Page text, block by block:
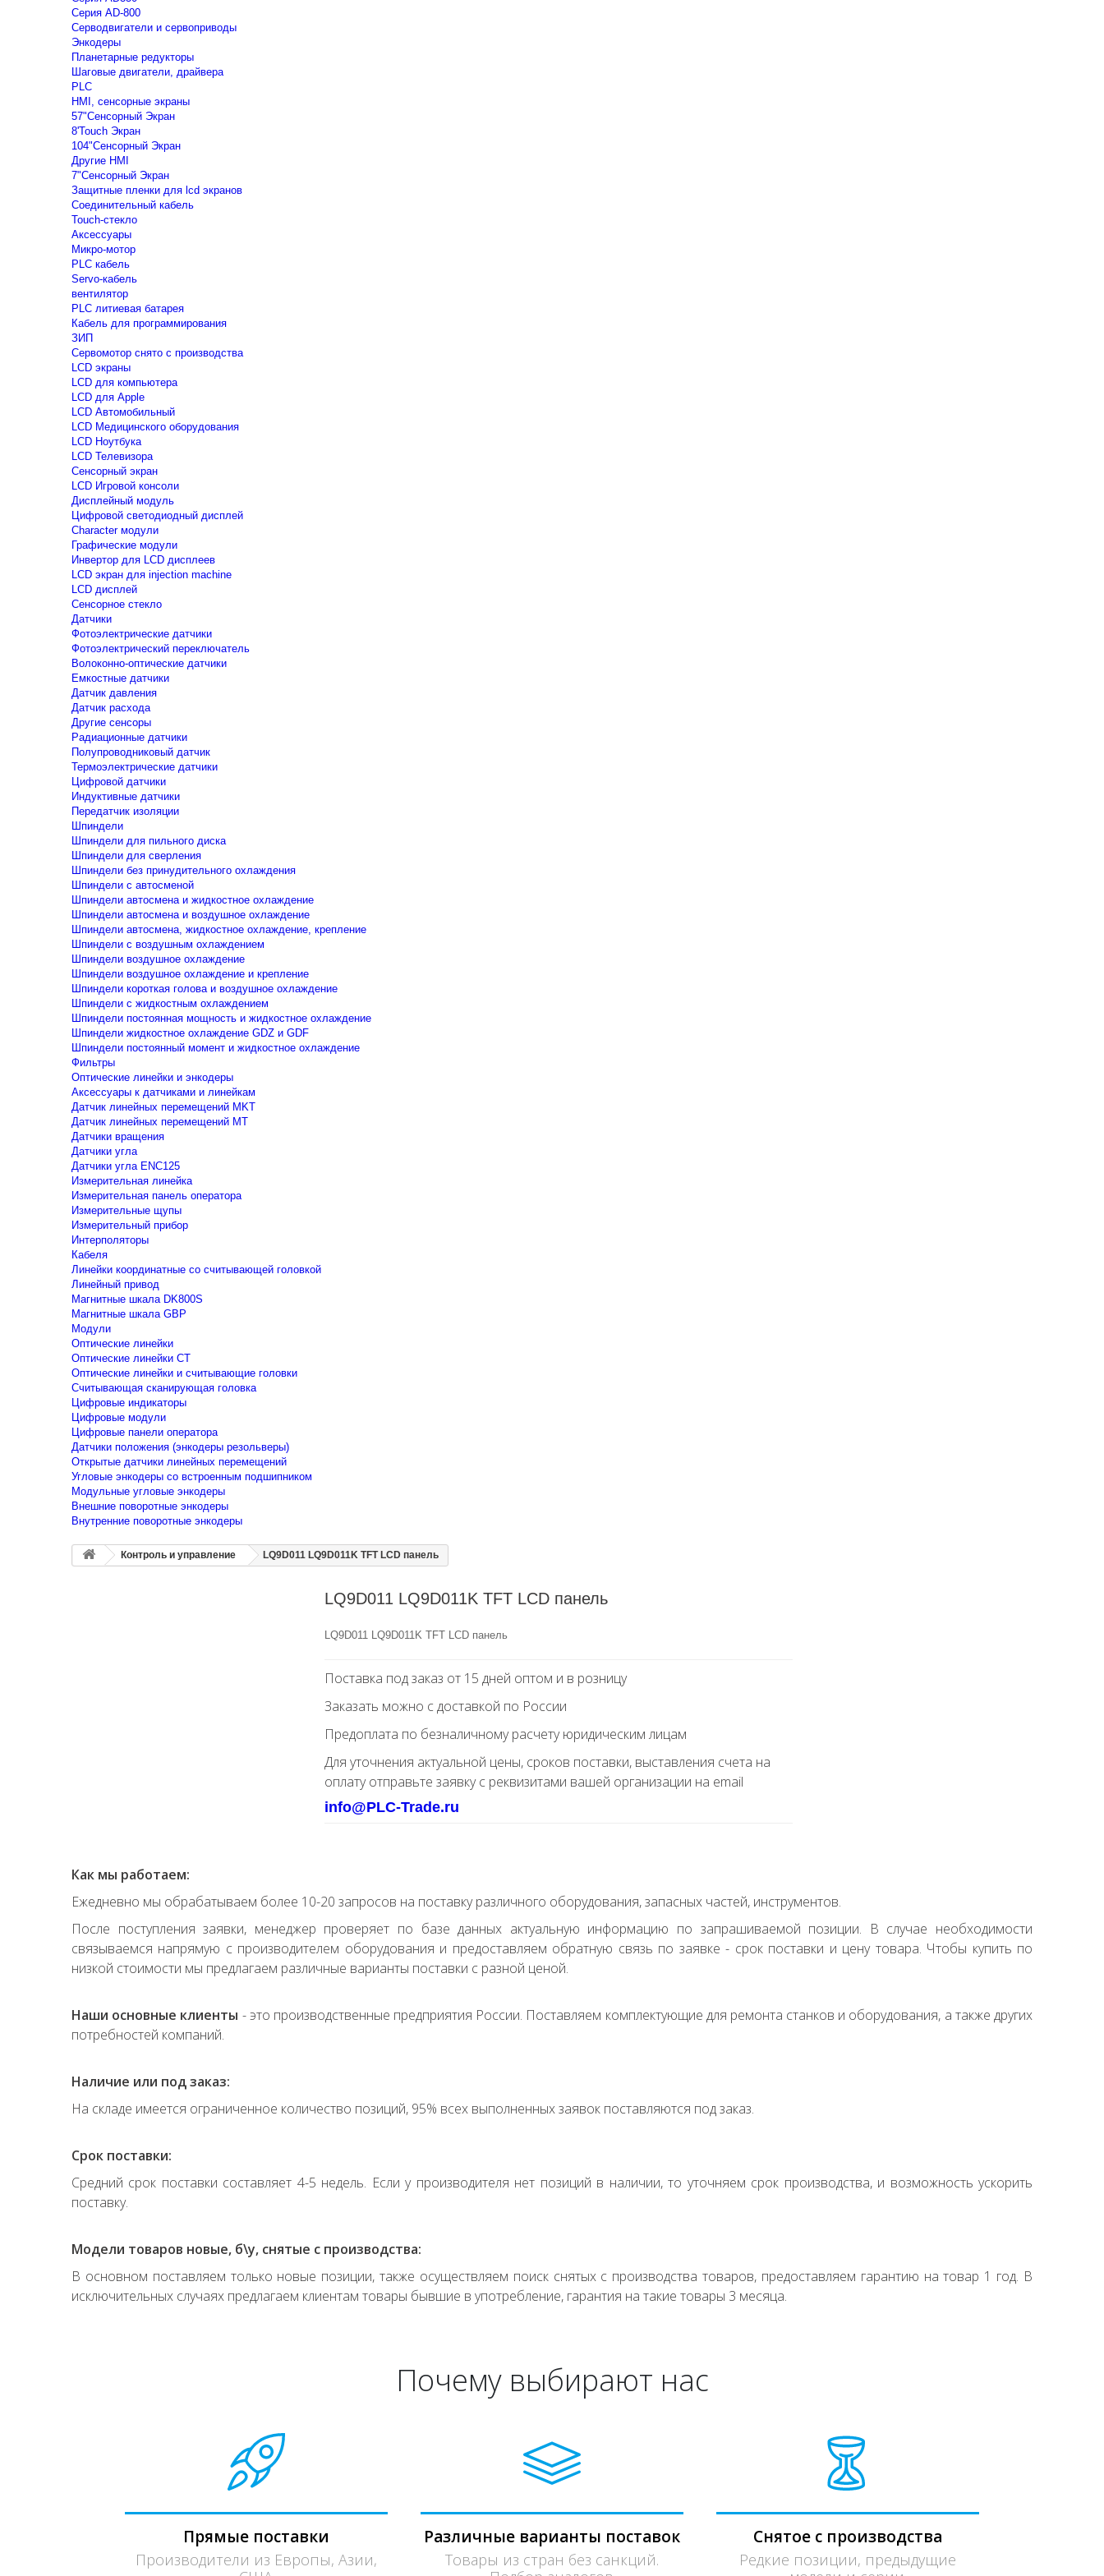
Серия AD-800
Серводвигатели и сервоприводы
Энкодеры
Планетарные редукторы
Шаговые двигатели, драйвера
PLC
HMI, сенсорные экраны
57"Сенсорный Экран
8'Touch Экран
104"Сенсорный Экран
Другие HMI
7"Сенсорный Экран
Защитные пленки для lcd экранов
Соединительный кабель
Touch-стекло
Аксессуары
Микро-мотор
PLC кабель
Servo-кабель
вентилятор
PLC литиевая батарея
Кабель для программирования
ЗИП
Сервомотор снято с производства
LCD экраны
LCD для компьютера
LCD для Apple
LCD Автомобильный
LCD Медицинского оборудования
LCD Ноутбука
LCD Телевизора
Сенсорный экран
LCD Игровой консоли
Дисплейный модуль
Цифровой светодиодный дисплей
Сharacter модули
Графические модули
Инвертор для LCD дисплеев
LCD экран для injection machine
LCD дисплей
Сенсорное стекло
Датчики
Фотоэлектрические датчики
Фотоэлектрический переключатель
Волоконно-оптические датчики
Емкостные датчики
Датчик давления
Датчик расхода
Другие сенсоры
Радиационные датчики
Полупроводниковый датчик
Термоэлектрические датчики
Цифровой датчики
Индуктивные датчики
Передатчик изоляции
Шпиндели
Шпиндели для пильного диска
Шпиндели для сверления
Шпиндели без принудительного охлаждения
Шпиндели с автосменой
Шпиндели автосмена и жидкостное охлаждение
Шпиндели автосмена и воздушное охлаждение
Шпиндели автосмена, жидкостное охлаждение, крепление
Шпиндели с воздушным охлаждением
Шпиндели воздушное охлаждение
Шпиндели воздушное охлаждение и крепление
Шпиндели короткая голова и воздушное охлаждение
Шпиндели с жидкостным охлаждением
Шпиндели постоянная мощность и жидкостное охлаждение
Шпиндели жидкостное охлаждение GDZ и GDF
Шпиндели постоянный момент и жидкостное охлаждение
Фильтры
Оптические линейки и энкодеры
Аксессуары к датчиками и линейкам
Датчик линейных перемещений MKT
Датчик линейных перемещений MT
Датчики вращения
Датчики угла
Датчики угла ENC125
Измерительная линейка
Измерительная панель оператора
Измерительные щупы
Измерительный прибор
Интерполяторы
Кабеля
Линейки координатные со считывающей головкой
Линейный привод
Магнитные шкала DK800S
Магнитные шкала GBP
Модули
Оптические линейки
Оптические линейки CT
Оптические линейки и считывающие головки
Считывающая сканирующая головка
Цифровые индикаторы
Цифровые модули
Цифровые панели оператора
Датчики положения (энкодеры резольверы)
Открытые датчики линейных перемещений
Угловые энкодеры со встроенным подшипником
Модульные угловые энкодеры
Внешние поворотные энкодеры
Внутренние поворотные энкодеры
Контроль и управление LQ9D011 LQ9D011K TFT LCD панель
LQ9D011 LQ9D011K TFT LCD панель
LQ9D011 LQ9D011K TFT LCD панель
Поставка под заказ от 15 дней оптом и в розницу
Заказать можно с доставкой по России
Предоплата по безналичному расчету юридическим лицам
Для уточнения актуальной цены, сроков поставки, выставления счета на
оплату отправьте заявку с реквизитами вашей организации на email
info@PLC-Trade.ru
Как мы работаем:
Ежедневно мы обрабатываем более 10-20 запросов на поставку различного оборудования, запасных частей, инструментов.
После поступления заявки, менеджер проверяет по базе данных актуальную информацию по запрашиваемой позиции. В случае необходимости
связываемся напрямую с производителем оборудования и предоставляем обратную связь по заявке - срок поставки и цену товара. Чтобы купить по
низкой стоимости мы предлагаем различные варианты поставки с разной ценой.
Наши основные клиенты - это производственные предприятия России. Поставляем комплектующие для ремонта станков и оборудования, а также других
потребностей компаний.
Наличие или под заказ:
На складе имеется ограниченное количество позиций, 95% всех выполненных заявок поставляются под заказ.
Срок поставки:
Средний срок поставки составляет 4-5 недель. Если у производителя нет позиций в наличии, то уточняем срок производства, и возможность ускорить
поставку.
Модели товаров новые, б\у, снятые с производства:
В основном поставляем только новые позиции, также осуществляем поиск снятых с производства товаров, предоставляем гарантию на товар 1 год. В
исключительных случаях предлагаем клиентам товары бывшие в употребление, гарантия на такие товары 3 месяца.
Почему выбирают нас
Прямые поставки
Производители из Европы, Азии,
Различные варианты поставок
Товары из стран без санкций.
Снятое с производства
Редкие позиции, предыдущие